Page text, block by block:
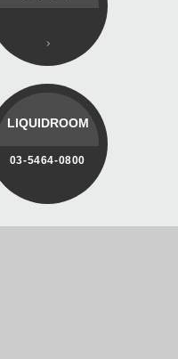
LIQUIDROOM
03-5464-0800